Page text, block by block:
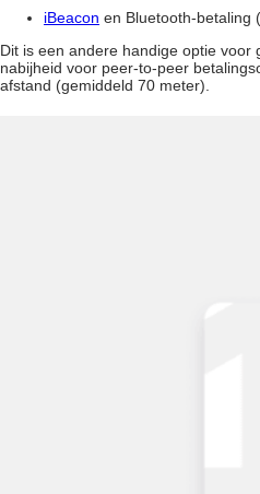
iBeacon en Bluetooth-betaling
Dit is een andere handige optie voor
nabijheid voor peer-to-peer
afstand (gemiddeld 70 meter).